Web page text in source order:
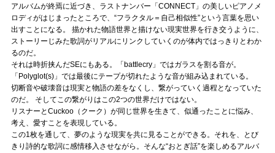
アルバムが終焉に近づき、ラストナンバー「CONNECT」の美しいピアノメ
ロディがはじまったところで、“フラクタル＝自己相似性”という言葉を思い
出すことになる。 描かれた物語世界と描けない現実世界を行き交うように、
ストーリーじみた歌詞がリアルにリンクしていくのが体内ではっきりとわか
るのだ。
それは時折挟んだSEにもある。「battlecry」ではガラスを割る音が。
「Polyglot(s)」では最後にテープが切れたような音が組み込まれている。
切断音や破壊音は現実と物語の差をなくし、繋がっていく過程となっていた
のだ。 そしてこの繋がりはこの2つの世界だけではない。
リスナーとCuckoo（クーク）が同じ世界を生きて、似通ったことに悩み、
考え、愛すことを表現している。
この1枚を通して、夢のような現実を共に見ることができる。それを、とび
きり詩的な歌詞に感情移入させながら。そんな“おとぎ話”を楽しめるアルバ